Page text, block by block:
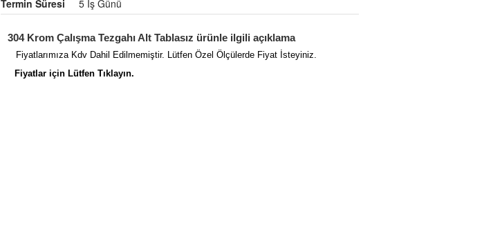
Termin Süresi 5 Iş Günü
304 Krom Çalışma Tezgahı Alt Tablasız ürünle ilgili açıklama
Fiyatlarımıza Kdv Dahil Edilmemiştir. Lütfen Özel Ölçülerde Fiyat İsteyiniz.
Fiyatlar için Lütfen Tıklayın.